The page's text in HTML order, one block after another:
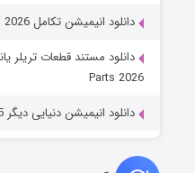
دانلود انیمیشن تکامل Evolution 2026
Parts 2026
دانلود انیمیشن دنیایی دیگر Another World 2025